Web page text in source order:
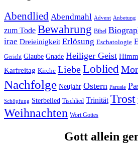
Abendlied Abendmahl Advent Anbetung
zum Tode Bewahrung Bibel
irae Dreieinigkeit Erlösung Eschatologie
Gericht Glaube Gnade Heiliger Geist
Karfreitag Kirche LiebeLoblied
Nachfolge Neujahr Ostern Parusie
Schöpfung Sterbelied Tischlied Trinität Trost
Weihnachten Wort Gottes
Gott allein